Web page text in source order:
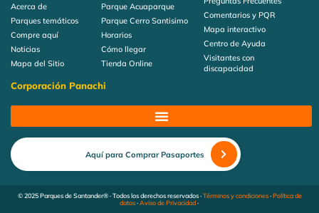
Acerca de
Parques temáticos
Compre aquí
Noticias
Mapa del Sitio
Parque Acuaparque
Parque Cerro Santisimo
Horarios
Cómo llegar
Tienda Online
Comentarios y PQR
Mapa interactivo
Centro de Ayuda
Visitantes con
discapacidad
Corporación Panachi
Aquí para Comprar Pasaportes
© 2025 Parques de Santander® · Todos los derechos reservados ·Términos y condiciones·Política de
datos·Aviso de Privacidad·